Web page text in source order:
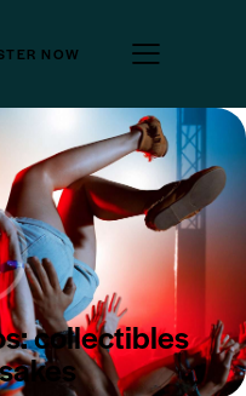
NOW
collectibles